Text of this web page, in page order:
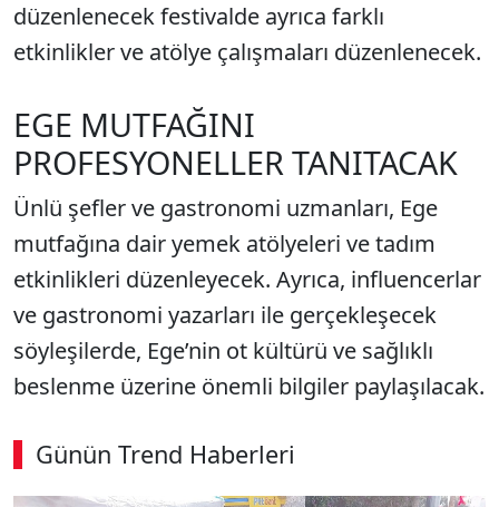
düzenlenecek festivalde ayrıca farklı
etkinlikler ve atölye çalışmaları düzenlenecek.
EGE MUTFAĞINI
PROFESYONELLER TANITACAK
Ünlü şefler ve gastronomi uzmanları, Ege
mutfağına dair yemek atölyeleri ve tadım
etkinlikleri düzenleyecek. Ayrıca, influencerlar
ve gastronomi yazarları ile gerçekleşecek
söyleşilerde, Ege’nin ot kültürü ve sağlıklı
beslenme üzerine önemli bilgiler paylaşılacak.
Günün Trend Haberleri
00:02 / 06:57